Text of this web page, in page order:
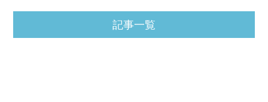
記事一覧